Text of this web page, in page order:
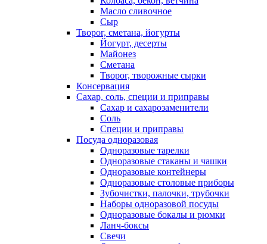
Масло сливочное
Сыр
Творог, сметана, йогурты
Йогурт, десерты
Майонез
Сметана
Творог, творожные сырки
Консервация
Сахар, соль, специи и приправы
Сахар и сахарозаменители
Соль
Специи и приправы
Посуда одноразовая
Одноразовые тарелки
Одноразовые стаканы и чашки
Одноразовые контейнеры
Одноразовые столовые приборы
Зубочистки, палочки, трубочки
Наборы одноразовой посуды
Одноразовые бокалы и рюмки
Ланч-боксы
Свечи